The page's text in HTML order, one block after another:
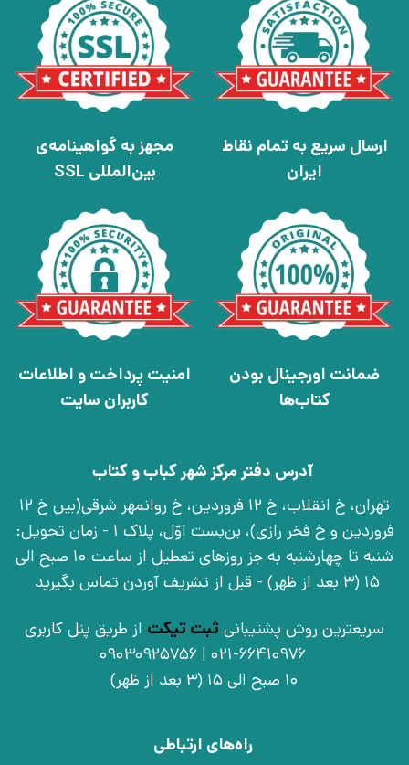
ارسال سریع به تمام نقاط
ایران
مجهز به گواهینامه‌ی
بین‌المللی SSL
ضمانت اورجینال بودن
کتاب‌ها
امنیت پرداخت و اطلاعات
کاربران سایت
آدرس دفتر مرکز شهر کباب و کتاب
تهران، خ انقلاب، خ 12 فروردین، خ روانمهر شرقی(بین خ 12
فروردین و خ فخر رازی)، بن‌بست اوّل، پلاک 1 - زمان تحویل:
شنبه تا چهارشنبه به جز روزهای تعطیل از ساعت 10 صبح الی
15 (3 بعد از ظهر) - قبل از تشریف آوردن تماس بگیرید
سریعترین روش پشتیبانی ثبت تیکت از طریق پنل کاربری
021-66410976 | 09030925756
10 صبح الی 15 (3 بعد از ظهر)
راه‌های ارتباطی